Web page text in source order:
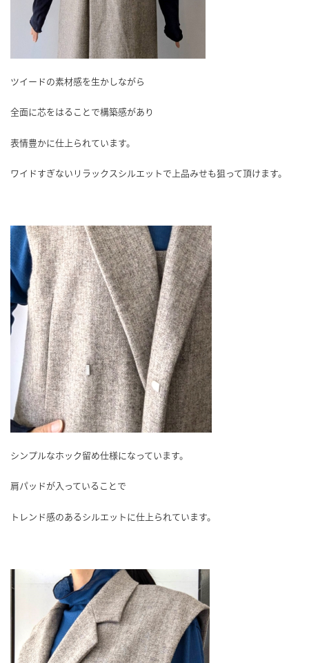
ツイードの素材感を生かしながら
全面に芯をはることで構築感があり
表情豊かに仕上られています。
ワイドすぎないリラックスシルエットで上品みせも狙って頂けます。
シンプルなホック留め仕様になっています。
肩パッドが入っていることで
トレンド感のあるシルエットに仕上られています。